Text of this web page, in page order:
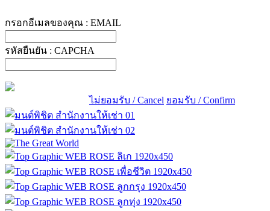
กรอกอีเมลของคุณ : EMAIL
รหัสยืนยัน : CAPCHA
ไม่ยอมรับ / Cancel ยอมรับ / Confirm